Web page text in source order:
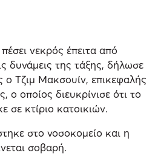
νεκρός έπειτα από
δυνάμεις της τάξης, δήλωσε
Τζιμ Μακσουίν, επικεφαλής
ο οποίος διευκρίνισε ότι το
σε κτίριο κατοικιών.
στο νοσοκομείο και η
σοβαρή.